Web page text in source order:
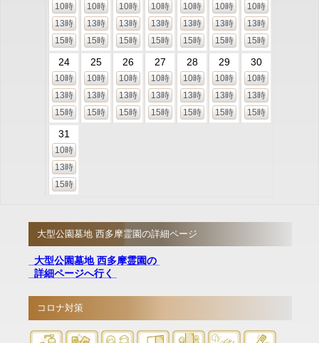
10時
13時
15時
10時
13時
15時
10時
13時
15時
10時
13時
15時
10時
13時
15時
10時
13時
15時
10時
13時
15時
24
10時
13時
15時
25
10時
13時
15時
26
10時
13時
15時
27
10時
13時
15時
28
10時
13時
15時
29
10時
13時
15時
30
10時
13時
15時
31
10時
13時
15時
大型公園墓地 西多摩霊園の詳細ページ
大型公園墓地 西多摩霊園の
詳細ページへ行く
コロナ対策